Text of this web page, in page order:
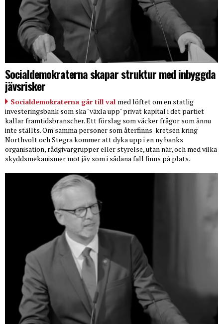
Socialdemokraterna skapar struktur med inbyggda
jävsrisker
Socialdemokraterna går till val med löftet om en statlig
investeringsbank som ska "växla upp" privat kapital i det partiet
kallar framtidsbranscher. Ett förslag som väcker frågor som ännu
inte ställts. Om samma personer som återfinns kretsen kring
Northvolt och Stegra kommer att dyka upp i en ny banks
organisation, rådgivargrupper eller styrelse, utan när, och med vilka
skyddsmekanismer mot jäv som i sådana fall finns på plats.